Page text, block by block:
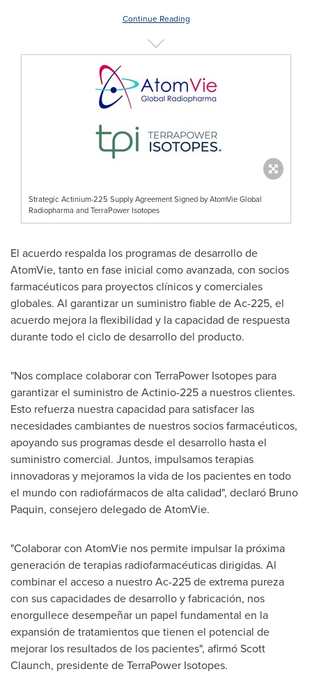
Continue Reading
Strategic Actinium-225 Supply Agreement Signed by AtomVie Global
Radiopharma and TerraPower Isotopes
El acuerdo respalda los programas de desarrollo de
AtomVie, tanto en fase inicial como avanzada, con socios
farmacéuticos para proyectos clínicos y comerciales
globales. Al garantizar un suministro fiable de Ac-225, el
acuerdo mejora la flexibilidad y la capacidad de respuesta
durante todo el ciclo de desarrollo del producto.
"Nos complace colaborar con TerraPower Isotopes para
garantizar el suministro de Actinio-225 a nuestros clientes.
Esto refuerza nuestra capacidad para satisfacer las
necesidades cambiantes de nuestros socios farmacéuticos,
apoyando sus programas desde el desarrollo hasta el
suministro comercial. Juntos, impulsamos terapias
innovadoras y mejoramos la vida de los pacientes en todo
el mundo con radiofármacos de alta calidad", declaró Bruno
Paquin, consejero delegado de AtomVie.
"Colaborar con AtomVie nos permite impulsar la próxima
generación de terapias radiofarmacéuticas dirigidas. Al
combinar el acceso a nuestro Ac-225 de extrema pureza
con sus capacidades de desarrollo y fabricación, nos
enorgullece desempeñar un papel fundamental en la
expansión de tratamientos que tienen el potencial de
mejorar los resultados de los pacientes", afirmóScott
Claunch, presidente de TerraPower Isotopes.